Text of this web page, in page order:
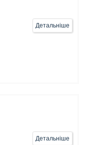
Детальніше
Детальніше